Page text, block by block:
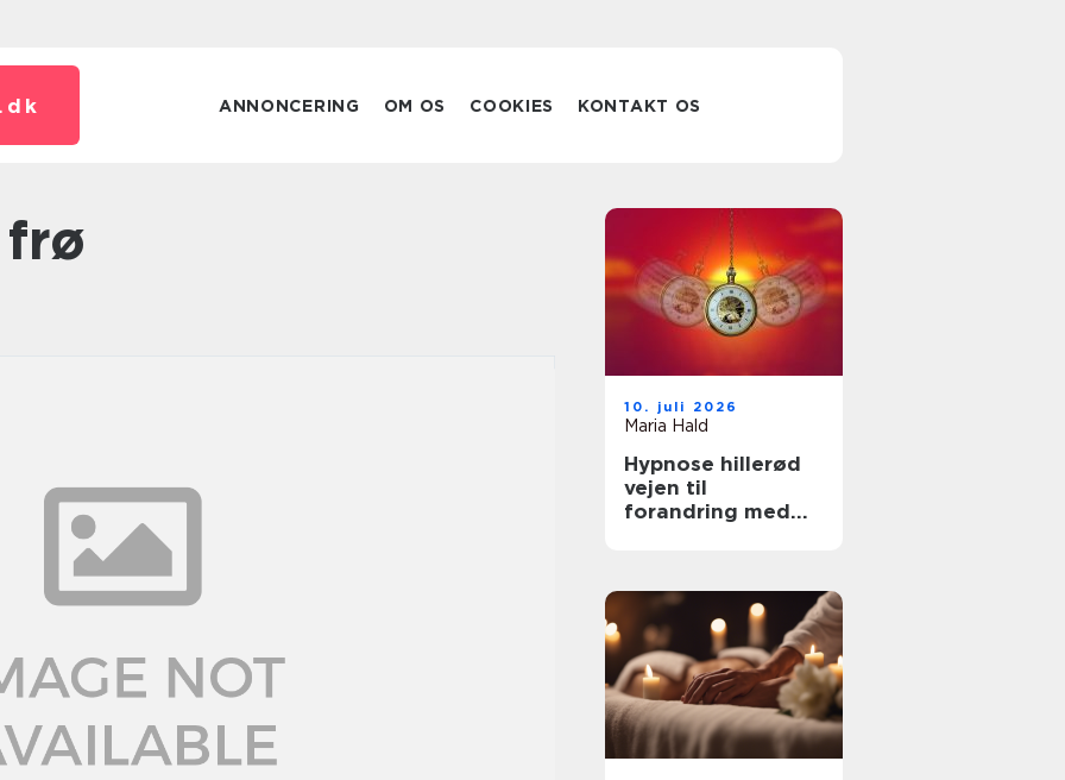
dk ANNONCERING OM OS COOKIES KONTAKT OS
frø
10. juli 2026
Maria Hald
Hypnose hillerød
vejen til
forandring med